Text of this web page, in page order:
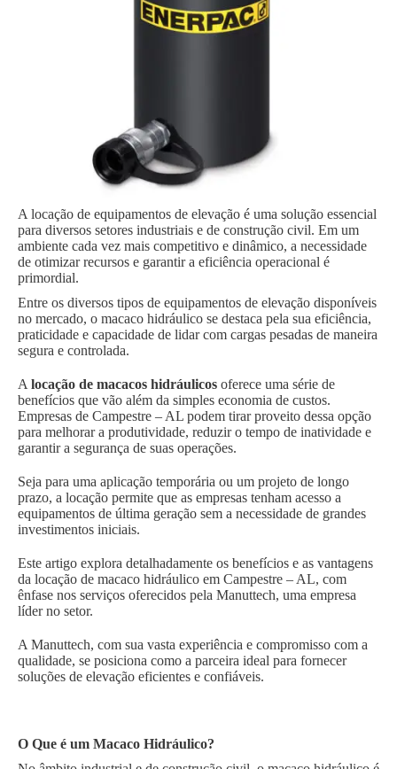
A locação de equipamentos de elevação é uma solução essencial
para diversos setores industriais e de construção civil. Em um
ambiente cada vez mais competitivo e dinâmico, a necessidade
de otimizar recursos e garantir a eficiência operacional é
primordial.
Entre os diversos tipos de equipamentos de elevação disponíveis
no mercado, o macaco hidráulico se destaca pela sua eficiência,
praticidade e capacidade de lidar com cargas pesadas de maneira
segura e controlada.
A locação de macacos hidráulicos oferece uma série de
benefícios que vão além da simples economia de custos.
Empresas de Campestre – AL podem tirar proveito dessa opção
para melhorar a produtividade, reduzir o tempo de inatividade e
garantir a segurança de suas operações.
Seja para uma aplicação temporária ou um projeto de longo
prazo, a locação permite que as empresas tenham acesso a
equipamentos de última geração sem a necessidade de grandes
investimentos iniciais.
Este artigo explora detalhadamente os benefícios e as vantagens
da locação de macaco hidráulico em Campestre – AL, com
ênfase nos serviços oferecidos pela Manuttech, uma empresa
líder no setor.
A Manuttech, com sua vasta experiência e compromisso com a
qualidade, se posiciona como a parceira ideal para fornecer
soluções de elevação eficientes e confiáveis.
O Que é um Macaco Hidráulico?